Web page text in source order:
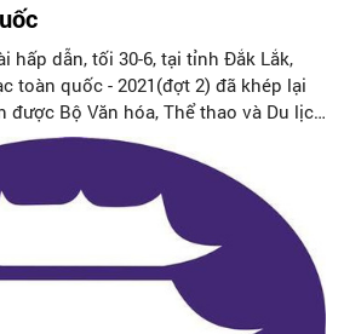
hấp dẫn, tối 30-6, tại tỉnh Đắk Lắk,
toàn quốc - 2021(đợt 2) đã khép lại
được Bộ Văn hóa, Thể thao và Du lịch
diễn chủ trì, phối hợp với Hội
Nghệ sĩ múa Việt Nam và các đơn vị